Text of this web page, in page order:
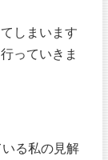
しまいます
っていきま
る私の見解